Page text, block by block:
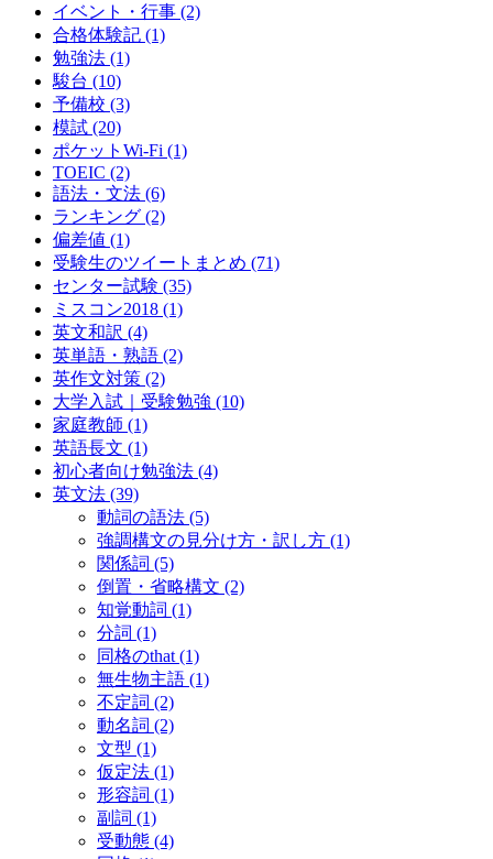
イベント・行事 (2)
合格体験記 (1)
勉強法 (1)
駿台 (10)
予備校 (3)
模試 (20)
ポケットWi-Fi (1)
TOEIC (2)
語法・文法 (6)
ランキング (2)
偏差値 (1)
受験生のツイートまとめ (71)
センター試験 (35)
ミスコン2018 (1)
英文和訳 (4)
英単語・熟語 (2)
英作文対策 (2)
大学入試｜受験勉強 (10)
家庭教師 (1)
英語長文 (1)
初心者向け勉強法 (4)
英文法 (39)
動詞の語法 (5)
強調構文の見分け方・訳し方 (1)
関係詞 (5)
倒置・省略構文 (2)
知覚動詞 (1)
分詞 (1)
同格のthat (1)
無生物主語 (1)
不定詞 (2)
動名詞 (2)
文型 (1)
仮定法 (1)
形容詞 (1)
副詞 (1)
受動態 (4)